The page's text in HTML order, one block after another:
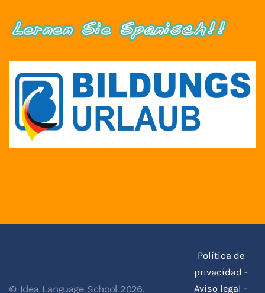
© Idea Language School 2026.
Política de
privacidad -
Aviso legal-